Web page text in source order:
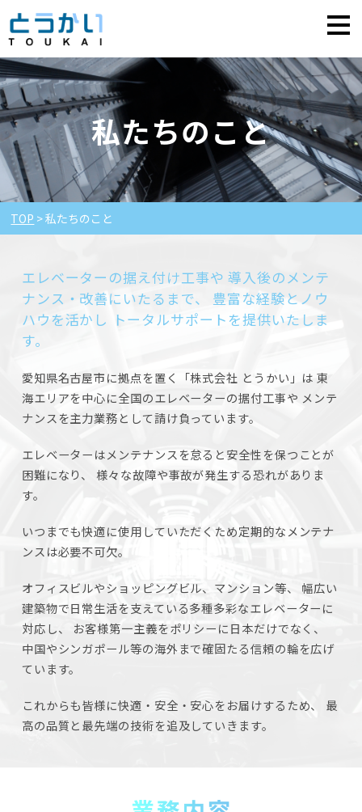
私たちのこと
TOP 私たちのこと
エレベーターの据え付け工事や 導入後のメンテ
ナンス・改善にいたるまで、
豊富な経験とノウ
ハウを活かし トータルサポートを提供いたしま
す。
愛知県名古屋市に拠点を置く「株式会社 とうかい」は 東
海エリアを中心に全国のエレベーターの据付工事や メンテ
ナンスを主力業務として請け負っています。
エレベーターはメンテナンスを怠ると安全性を保つことが
困難になり、
様々な故障や事故が発生する恐れがありま
す。
いつまでも快適に使用していただくため定期的なメンテナ
ンスは必要不可欠。
オフィスビルやショッピングビル、マンション等、
幅広い
建築物で日常生活を支えている多種多彩なエレベーターに
対応し、
お客様第一主義をポリシーに日本だけでなく、
中国やシンガポール等の海外まで確固たる信頼の輪を広げ
ています。
これからも皆様に快適・安全・安心をお届けするため、
最
高の品質と最先端の技術を追及していきます。